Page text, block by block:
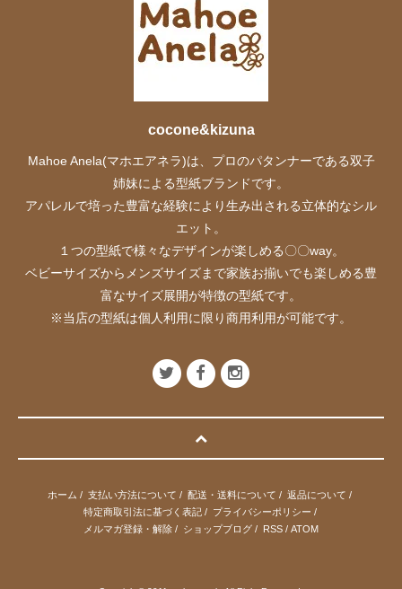
cocone&kizuna
Mahoe Anela(マホエアネラ)は、プロのパタンナーである双子
姉妹による型紙ブランドです。
アパレルで培った豊富な経験により生み出される立体的なシル
エット。
１つの型紙で様々なデザインが楽しめる〇〇way。
ベビーサイズからメンズサイズまで家族お揃いでも楽しめる豊
富なサイズ展開が特徴の型紙です。
※当店の型紙は個人利用に限り商用利用が可能です。
ホーム / 支払い方法について / 配送・送料について / 返品について /
特定商取引法に基づく表記/ プライバシーポリシー /
メルマガ登録・解除 / ショップブログ / RSS / ATOM